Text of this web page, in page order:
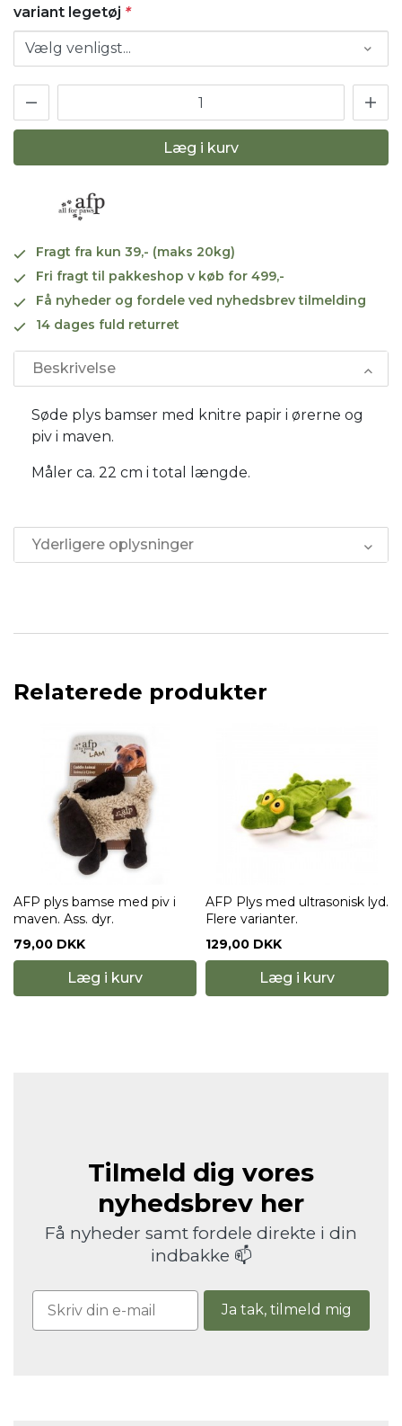
variant legetøj *
Læg i kurv
Fragt fra kun 39,- (maks 20kg)
Fri fragt til pakkeshop v køb for 499,-
Få nyheder og fordele ved nyhedsbrev tilmelding
14 dages fuld returret
Beskrivelse
Søde plys bamser med knitre papir i ørerne og
piv i maven.
Måler ca. 22 cm i total længde.
Yderligere oplysninger
Relaterede produkter
AFP plys bamse med piv i
maven. Ass. dyr.
79,00 DKK
Læg i kurv
AFP Plys med ultrasonisk lyd.
Flere varianter.
129,00 DKK
Læg i kurv
Tilmeld dig vores
nyhedsbrev her
Få nyheder samt fordele direkte i din
indbakke 📫
Ja tak, tilmeld mig